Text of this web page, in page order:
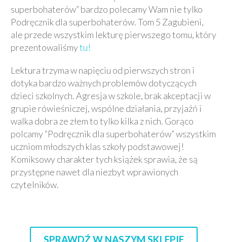
superbohaterów” bardzo polecamy Wam nie tylko
Podręcznik dla superbohaterów. Tom 5 Zagubieni,
ale przede wszystkim lekturę pierwszego tomu, który
prezentowaliśmytu!
Lektura trzyma w napięciu od pierwszych stron i
dotyka bardzo ważnych problemów dotyczących
dzieci szkolnych. Agresja w szkole, brak akceptacji w
grupie rówieśniczej, wspólne działania, przyjaźń i
walka dobra ze złem to tylko kilka z nich. Gorąco
polcamy “Podręcznik dla superbohaterów” wszystkim
uczniom młodszych klas szkoły podstawowej!
Komiksowy charakter tych książek sprawia, że są
przystępne nawet dla niezbyt wprawionych
czytelników.
SPRAWDŹ W NASZYM SKLEPIE